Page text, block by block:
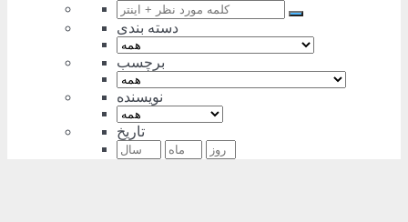
دسته بندی
برچسب
نویسنده
تاریخ